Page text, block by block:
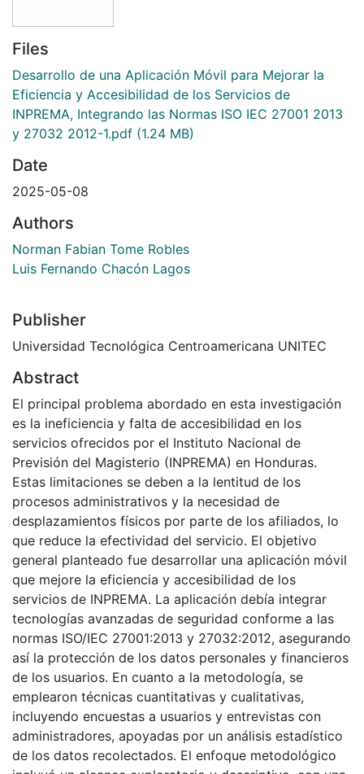
Files
Desarrollo de una Aplicación Móvil para Mejorar la
Eficiencia y Accesibilidad de los Servicios de
INPREMA, Integrando las Normas ISO IEC 27001 2013
y 27032 2012-1.pdf (1.24 MB)
Date
2025-05-08
Authors
Norman Fabian Tome Robles
Luis Fernando Chacón Lagos
Publisher
Universidad Tecnológica Centroamericana UNITEC
Abstract
El principal problema abordado en esta investigación
es la ineficiencia y falta de accesibilidad en los
servicios ofrecidos por el Instituto Nacional de
Previsión del Magisterio (INPREMA) en Honduras.
Estas limitaciones se deben a la lentitud de los
procesos administrativos y la necesidad de
desplazamientos físicos por parte de los afiliados, lo
que reduce la efectividad del servicio. El objetivo
general planteado fue desarrollar una aplicación móvil
que mejore la eficiencia y accesibilidad de los
servicios de INPREMA. La aplicación debía integrar
tecnologías avanzadas de seguridad conforme a las
normas ISO/IEC 27001:2013 y 27032:2012, asegurando
así la protección de los datos personales y financieros
de los usuarios. En cuanto a la metodología, se
emplearon técnicas cuantitativas y cualitativas,
incluyendo encuestas a usuarios y entrevistas con
administradores, apoyadas por un análisis estadístico
de los datos recolectados. El enfoque metodológico